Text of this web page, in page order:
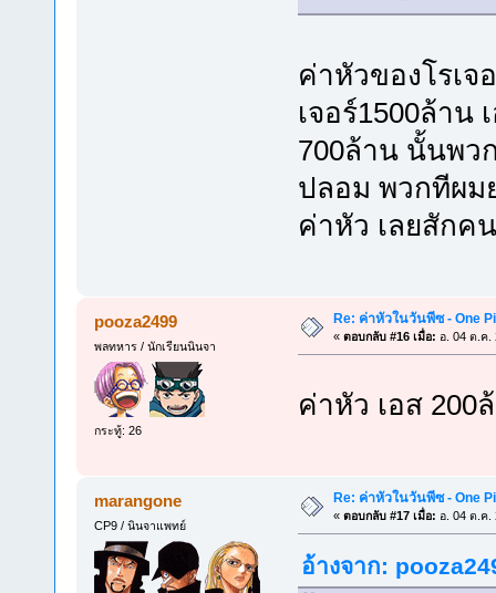
ค่าหัวของโรเจ
เจอร์1500ล้าน
700ล้าน นั้นพว
ปลอม พวกทีผม
ค่าหัว เลยสักคน
pooza2499
พลทหาร / นักเรียนนินจา
กระทู้: 26
Re: ค่าหัวในวันพีซ - One
« ตอบกลับ #16 เมื่อ: อ. 04 ต.ค.
ค่าหัว เอส
marangone
CP9 / นินจาแพทย์
Re: ค่าหัวในวันพีซ - One
« ตอบกลับ #17 เมื่อ: อ. 04 ต.ค.
อ้างจาก: